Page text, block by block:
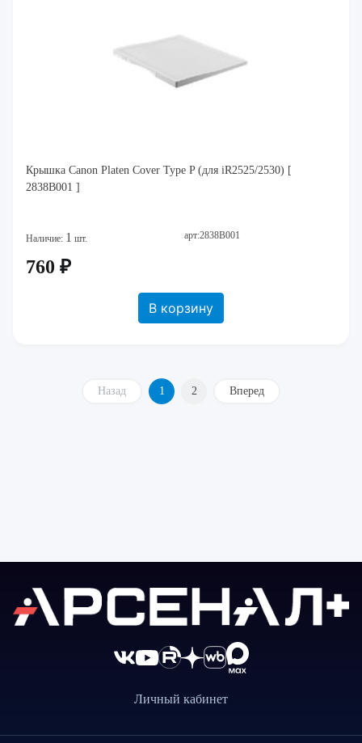
Крышка Canon Platen Cover Type P (для iR2525/2530) [
2838B001 ]
Наличие: 1 шт. арт:2838B001
760 ₽
В корзину
Назад 1 2 Вперед
Личный кабинет